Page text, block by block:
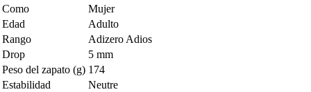
Como
Mujer
Edad
Adulto
Rango
Adizero Adios
Drop
5 mm
Peso del zapato (g) 174
Estabilidad
Neutre